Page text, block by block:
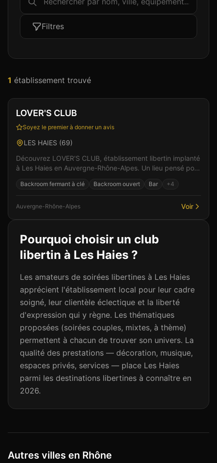
Filtres
1 établissement trouvé
LOVER'S CLUB
Soyez le premier à donner un avis
LES HAIES (69)
Découvrez LOVER'S CLUB, établissement libertin implanté
à Les Haies en Auvergne-Rhône-Alpes. Un lieu pensé pour
Backroom fermant à clé Backroom ouvert Bar +4
Auvergne-Rhône-Alpes Voir
Pourquoi choisir un club
libertin à Les Haies ?
Les amateurs de soirées libertines à Les Haies
apprécient l'établissement local pour leur cadre
soigné, leur clientèle éclectique et la liberté
d'expression qui y règne. Les thématiques
proposées (soirées couples, mixtes, à thème)
permettent à chacun de trouver son univers. La
qualité des prestations — décoration, musique,
espaces privés, services — place Les Haies
parmi les destinations libertines à connaître en
2026.
Autres villes en Rhône